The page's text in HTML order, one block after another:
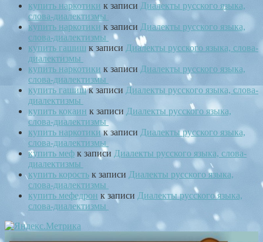
купить наркотики к записи Диалекты русского языка,
слова-диалектизмы
купить наркотики к записи Диалекты русского языка,
слова-диалектизмы
купить гашиш к записи Диалекты русского языка, слова-
диалектизмы
купить наркотики к записи Диалекты русского языка,
слова-диалектизмы
купить гашишк записи Диалекты русского языка, слова-
диалектизмы
купить кокаин к записи Диалекты русского языка,
слова-диалектизмы
купить наркотикик записи Диалекты русского языка,
слова-диалектизмы
купить меф к записи Диалекты русского языка, слова-
диалектизмы
купить корость к записи Диалекты русского языка,
слова-диалектизмы
купить мефедрон к записи Диалекты русского языка,
слова-диалектизмы